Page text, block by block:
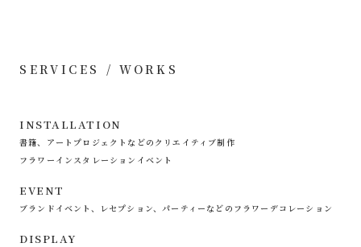
SERVICES / WORKS
INSTALLATION
書籍、アートプロジェクトなどのクリエイティブ制作
フラワーインスタレーションイベント
EVENT
ブランドイベント、レセプション、パーティーなどのフラワーデコレーション
DISPLAY